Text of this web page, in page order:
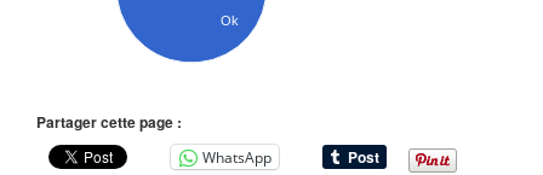
Ok
Partager cette page :
WhatsApp